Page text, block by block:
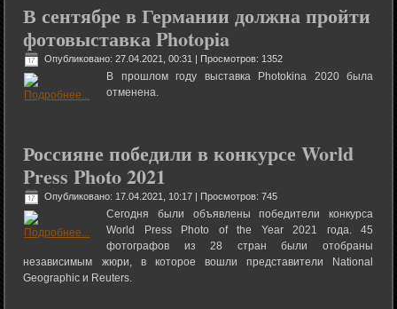
В сентябре в Германии должна пройти
фотовыставка Photopia
Опубликовано: 27.04.2021, 00:31 | Просмотров: 1352
В прошлом году выставка Photokina 2020 была
отменена.
Россияне победили в конкурсе World
Press Photo 2021
Опубликовано: 17.04.2021, 10:17 | Просмотров: 745
Сегодня были объявлены победители конкурса
World Press Photo of the Year 2021 года. 45
фотографов из 28 стран были отобраны
независимым жюри, в которое вошли представители National
Geographic и Reuters.